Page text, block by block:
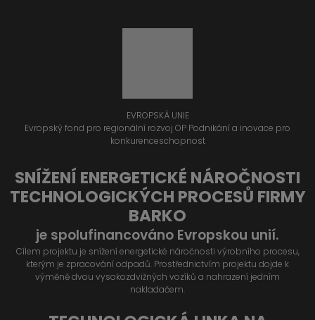
EVROPSKÁ UNIE
Evropský fond pro regionální rozvoj OP Podnikání a inovace pro
konkurenceschopnost
SNÍŽENÍ ENERGETICKÉ NÁROČNOSTI
TECHNOLOGICKÝCH PROCESŮ FIRMY
BARKO
je spolufinancováno Evropskou unií.
Cílem projektu je snížení energetické náročnosti výrobního procesu,
kterým je zpracování odpadů. Prostřednictvím projektu dojde k
výměně dvou vysokozdvižných vozíků a nahrazení jedním
nakladačem.